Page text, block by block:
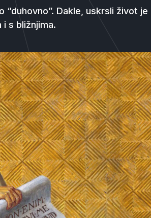
“duhovno”. Dakle, uskrsli život je
s bližnjima.